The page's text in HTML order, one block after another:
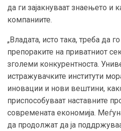
да ги зајакнуваат знаењето и
компаниите.
„Владата, исто така, треба да
препораките на приватниот
зголеми конкурентноста.
истражувачките институти
иновации и нови вештини,
приспособуваат наставните
современата економија.
да продолжат да ја